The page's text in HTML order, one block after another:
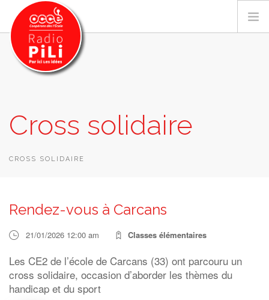
GRILLE DES PROGRAMMES
EMISSIONS / PODCASTS
RECHERCHER
Cross solidaire
CROSS SOLIDAIRE
Rendez-vous à Carcans
21/01/2026 12:00 am Classes élémentaires
Les CE2 de l’école de Carcans (33) ont parcouru un
cross solidaire, occasion d’aborder les thèmes du
handicap et du sport